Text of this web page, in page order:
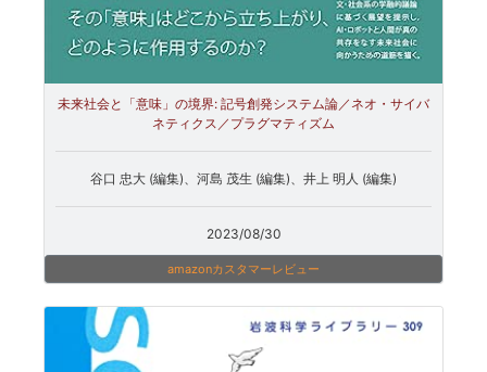
未来社会と「意味」の境界: 記号創発システム論／ネオ・サイバ
ネティクス／プラグマティズム
谷口 忠大 (編集)、河島 茂生 (編集)、井上 明人 (編集)
2023/08/30
amazonカスタマーレビュー